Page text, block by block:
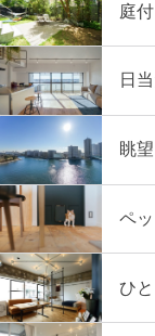
庭
日
眺
ペ
ひ